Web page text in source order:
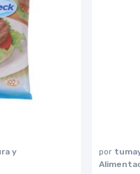
y
por